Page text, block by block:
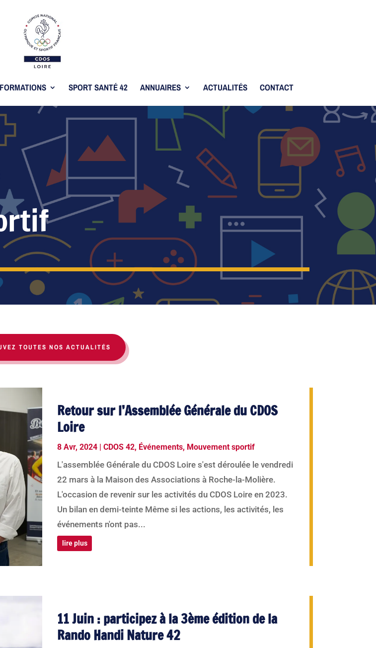
FORMATIONS SPORT SANTÉ 42 ANNUAIRES ACTUALITÉS CONTACT
TOUTES NOS ACTUALITÉS
Retour sur l’Assemblée Générale du CDOS
Loire
8 Avr, 2024 | CDOS 42, Événements, Mouvement sportif
L'assemblée Générale du CDOS Loire s'est déroulée le vendredi
22 mars à la Maison des Associations à Roche-la-Molière.
L'occasion de revenir sur les activités du CDOS Loire en 2023.
Un bilan en demi-teinte Même si les actions, les activités, les
événements n'ont pas...
lire plus
11 Juin : participez à la 3ème édition de la
Rando Handi Nature 42